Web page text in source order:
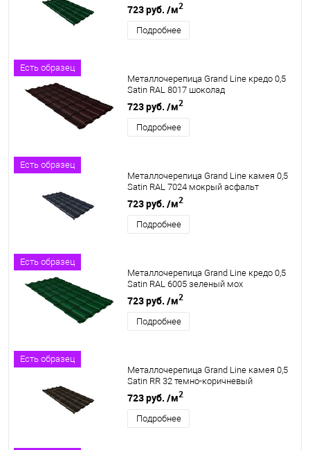
723 руб. /м2
Подробнее
Есть образец
Металлочерепица Grand Line кредо 0,5
Satin RAL 8017 шоколад
723 руб. /м2
Подробнее
Есть образец
Металлочерепица Grand Line камея 0,5
Satin RAL 7024 мокрый асфальт
723 руб. /м2
Подробнее
Есть образец
Металлочерепица Grand Line кредо 0,5
Satin RAL 6005 зеленый мох
723 руб. /м2
Подробнее
Есть образец
Металлочерепица Grand Line камея 0,5
Satin RR 32 темно-коричневый
723 руб. /м2
Подробнее